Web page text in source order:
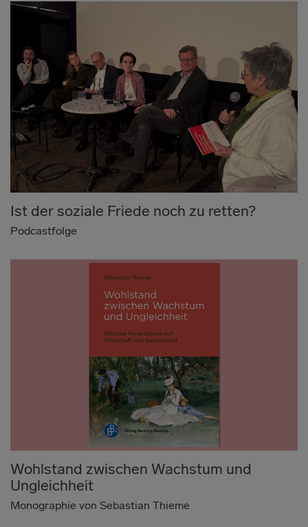
Ist der soziale Friede noch zu retten?
Podcastfolge
Wohlstand zwischen Wachstum und
Ungleichheit
Monographie von Sebastian Thieme